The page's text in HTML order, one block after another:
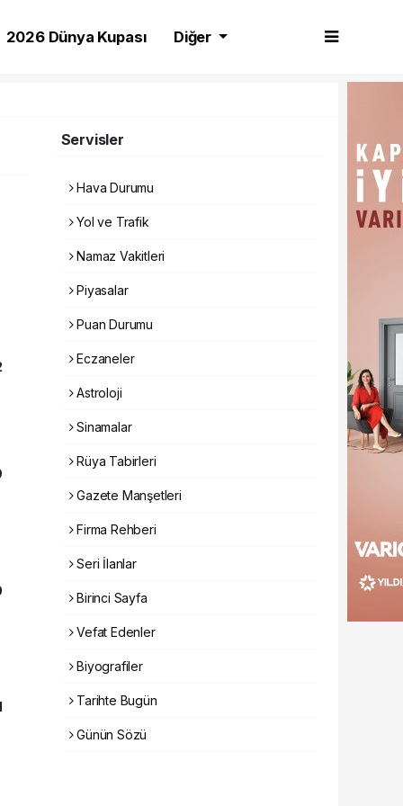
2026 Dünya Kupası Diğer
Servisler
Hava Durumu
Yol ve Trafik
Namaz Vakitleri
Piyasalar
Puan Durumu
Eczaneler
Astroloji
Sinamalar
Rüya Tabirleri
Gazete Manşetleri
Firma Rehberi
Seri İlanlar
Birinci Sayfa
Vefat Edenler
Biyografiler
Tarihte Bugün
Günün Sözü